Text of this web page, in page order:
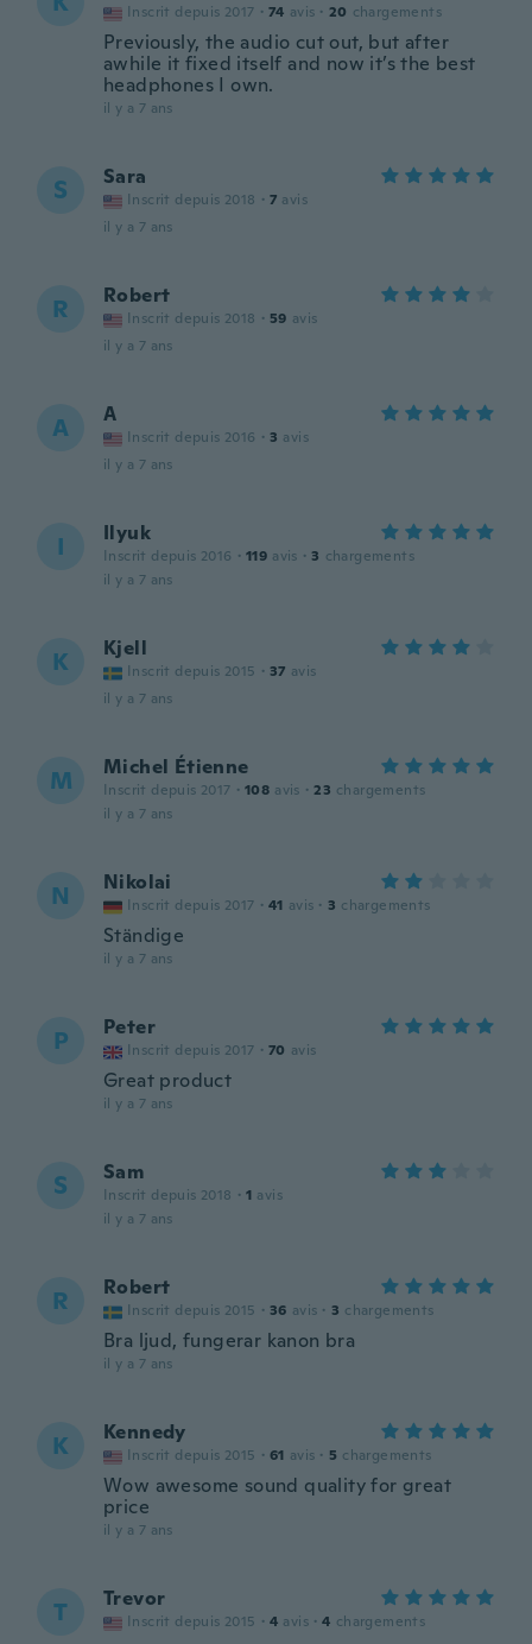
Inscrit depuis 2017 · 74 avis · 20 chargements
Previously, the audio cut out, but after
awhile it fixed itself and now it’s the best
headphones I own.
il y a 7 ans
S Sara
Inscrit depuis 2018 · 7 avis
il y a 7 ans
R Robert
Inscrit depuis 2018 · 59 avis
il y a 7 ans
A A
Inscrit depuis 2016 · 3 avis
il y a 7 ans
I Ilyuk
Inscrit depuis 2016 · 119 avis · 3 chargements
il y a 7 ans
K Kjell
Inscrit depuis 2015 · 37 avis
il y a 7 ans
M Michel Étienne
Inscrit depuis 2017 · 108 avis · 23 chargements
il y a 7 ans
N Nikolai
Inscrit depuis 2017 · 41 avis · 3 chargements
Ständige
il y a 7 ans
P Peter
Inscrit depuis 2017 · 70 avis
Great product
il y a 7 ans
S Sam
Inscrit depuis 2018 · 1 avis
il y a 7 ans
R Robert
Inscrit depuis 2015 · 36 avis · 3 chargements
Bra ljud, fungerar kanon bra
il y a 7 ans
K Kennedy
Inscrit depuis 2015 · 61 avis · 5 chargements
Wow awesome sound quality for great
price
il y a 7 ans
T Trevor
Inscrit depuis 2015 · 4 avis · 4 chargements